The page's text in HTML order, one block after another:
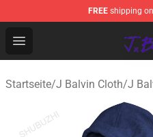
FREE shipping
Open menu
J Balvin Store - Official
Startseite/J Balvin Cloth/J